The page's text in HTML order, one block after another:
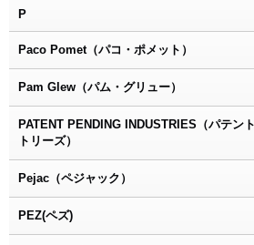
P
Paco Pomet（パコ・ポメット）
Pam Glew（パム・グリュー）
PATENT PENDING INDUSTRIES（パテン
トリーズ）
Pejac（ペジャック）
PEZ(ペズ)